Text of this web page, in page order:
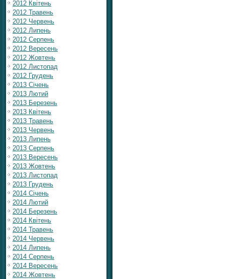
2012 Квітень
2012 Травень
2012 Червень
2012 Липень
2012 Серпень
2012 Вересень
2012 Жовтень
2012 Листопад
2012 Грудень
2013 Січень
2013 Лютий
2013 Березень
2013 Квітень
2013 Травень
2013 Червень
2013 Липень
2013 Серпень
2013 Вересень
2013 Жовтень
2013 Листопад
2013 Грудень
2014 Січень
2014 Лютий
2014 Березень
2014 Квітень
2014 Травень
2014 Червень
2014 Липень
2014 Серпень
2014 Вересень
2014 Жовтень